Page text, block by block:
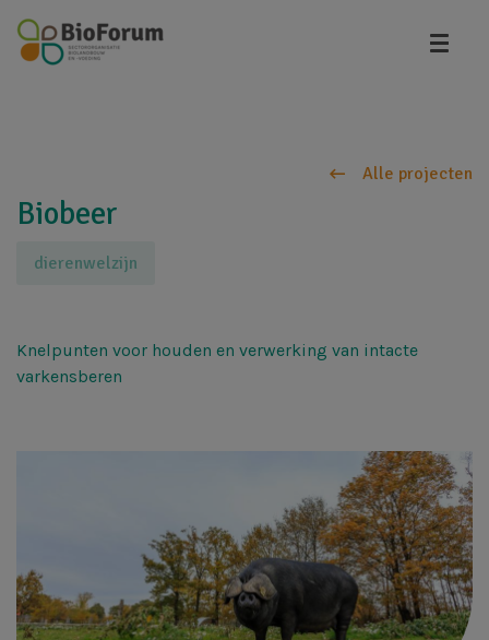
Alle projecten
Biobeer
dierenwelzijn
Knelpunten voor houden en verwerking van intacte
varkensberen